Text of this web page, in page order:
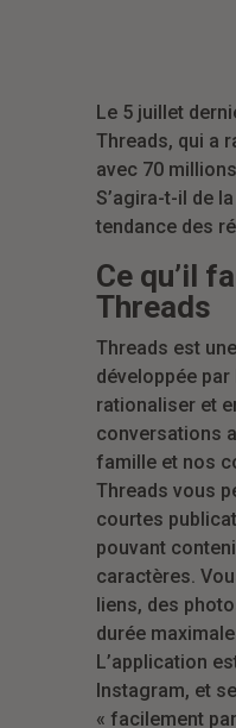
Le 5 juillet
Threads, qui a
avec 70
S’agira-t-il de
tendance des
Ce qu’il
Threads
Threads est
développée
rationaliser et
conversations
famille et nos
Threads vous
courtes
pouvant
caractères.
liens, des
durée
L’application
Instagram, et
« facilement